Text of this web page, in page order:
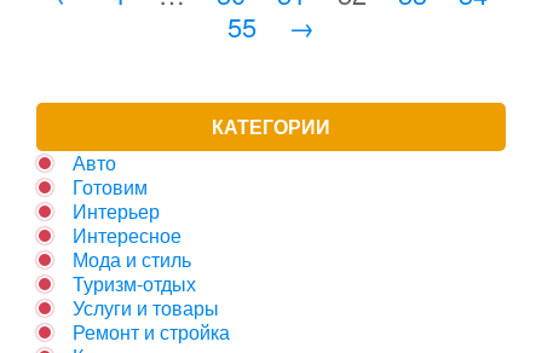
55
→
КАТЕГОРИИ
Авто
Готовим
Интерьер
Интересное
Мода и стиль
Туризм-отдых
Услуги и товары
Ремонт и стройка